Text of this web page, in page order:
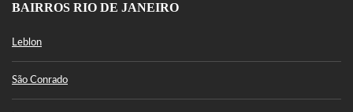
BAIRROS RIO DE JANEIRO
Leblon
São Conrado